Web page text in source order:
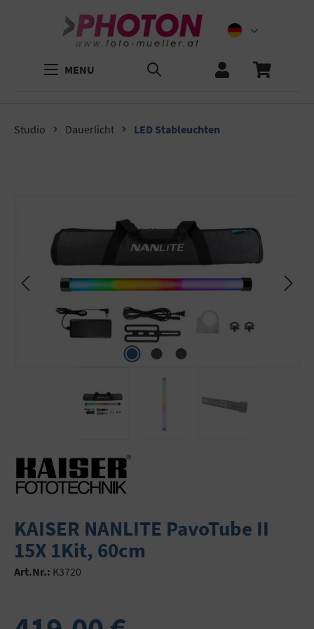
MENU
Studio Dauerlicht LED Stableuchten
KAISER NANLITE PavoTube II
15X 1Kit, 60cm
Art.Nr.: K3720